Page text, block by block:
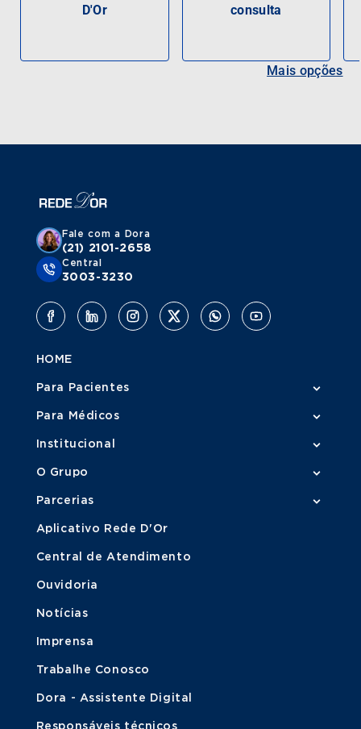
D'Or
consulta
Mais opções
Fale com a Dora
(21) 2101-2658
Central
3003-3230
HOME
Para Pacientes
Para Médicos
Institucional
O Grupo
Parcerias
Aplicativo Rede D'Or
Central de Atendimento
Ouvidoria
Notícias
Imprensa
Trabalhe Conosco
Dora - Assistente Digital
Responsáveis técnicos